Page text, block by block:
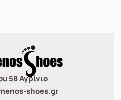
58 Αγρίνιο
shoes.gr